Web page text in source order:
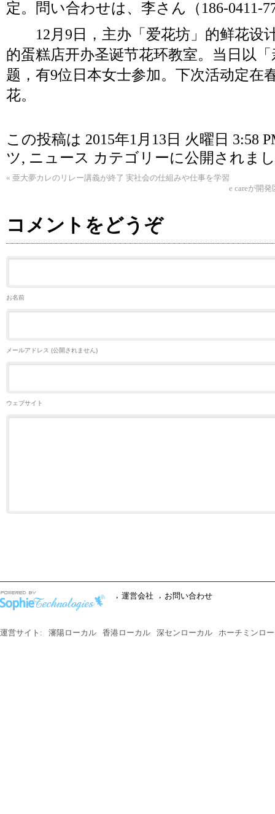
定。問い合わせは、李さん（186-0411-
12月9日，主办「爱花坊」的鲜花设
的蛋糕店开办圣诞节花环教室。当日以
题，有9位日本女士参加。下次活动定在
花。
この投稿は 2015年1月13日 火曜日 3:58
ツ, ニュース カテゴリーに公開されま
« 亜大夢カレのリレー講義が終了 実社会の仕組みや仕事を学習
e careが開
コメントをどうぞ
お名前
メールアドレス (公開されません)
ウェブサイト
運営会社 お問い合わせ
運営サイト: 瀋陽ローカル 香港ローカル 深センローカル ホーチミンロ